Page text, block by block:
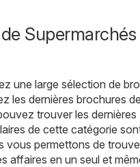
Supermarchés
une large sélection de
les dernières brochures
trouver les dernières
de cette catégorie
vous permettons de
affaires en un seul et